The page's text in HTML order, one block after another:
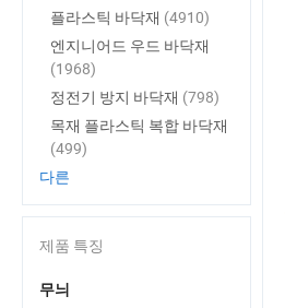
플라스틱 바닥재 (4910)
엔지니어드 우드 바닥재
(1968)
정전기 방지 바닥재 (798)
목재 플라스틱 복합 바닥재
(499)
다른
제품 특징
무늬